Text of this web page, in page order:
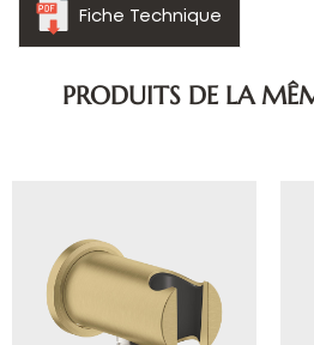
Fiche Technique
PRODUITS DE LA